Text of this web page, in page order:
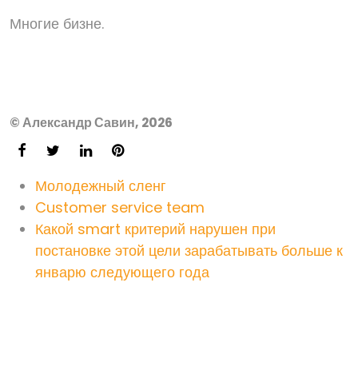
Многие бизне.
© Александр Савин, 2026
Молодежный сленг
Customer service team
Какой smart критерий нарушен при
постановке этой цели зарабатывать больше к
январю следующего года